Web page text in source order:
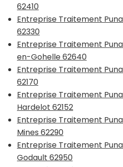
62410
Entreprise Traitement
62330
Entreprise Traitement
en-Gohelle 62640
Entreprise Traitement
62170
Entreprise Traitement
Hardelot 62152
Entreprise Traitement
Mines 62290
Entreprise Traitement
Godault 62950